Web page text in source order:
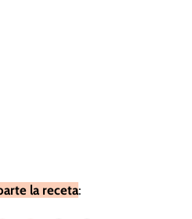
la receta: